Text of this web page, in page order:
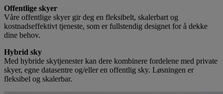
Offentlige skyer
Våre offentlige skyer gir deg en fleksibelt, skalerbart og
kostnadseffektivt tjeneste, som er fullstendig designet for å dekke
dine behov.
Hybrid sky
Med hybride skytjenester kan dere kombinere fordelene med private
skyer, egne datasentre og/eller en offentlig sky. Løsningen er
fleksibel og skalerbar.